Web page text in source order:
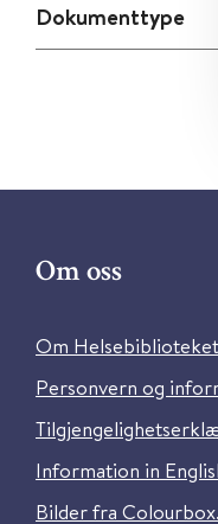
Dokumenttype
Om oss
Om Helsebiblioteket
Personvern og
Information in
Bilder fra